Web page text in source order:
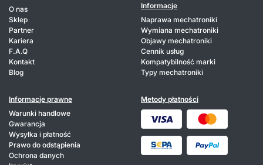
O nas
Sklep
Partner
Kariera
F.A.Q
Kontakt
Blog
Informacje
Naprawa mechatroniki
Wymiana mechatroniki
Objawy mechatroniki
Cennik usług
Kompatybilność marki
Typy mechatroniki
Informacje prawne
Warunki handlowe
Gwarancja
Wysyłka i płatność
Prawo do odstąpienia
Ochrona danych
Metody płatności